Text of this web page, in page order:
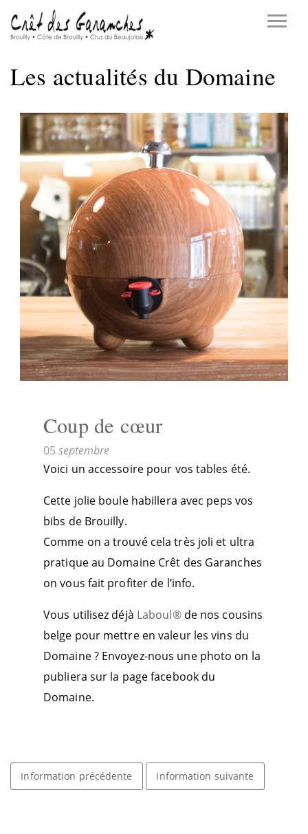
Les actualités du Domaine
Coup de cœur
05 septembre
Voici un accessoire pour vos tables été.
Cette jolie boule habillera avec peps vos
bibs de Brouilly.
Comme on a trouvé cela très joli et ultra
pratique au Domaine Crêt des Garanches
on vous fait profiter de l’info.
Vous utilisez déjà Laboul®de nos cousins
belge pour mettre en valeur les vins du
Domaine ? Envoyez-nous une photo on la
publiera sur la page facebook du
Domaine.
Information précédente Information suivante